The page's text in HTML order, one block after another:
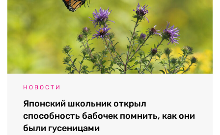
НОВОСТИ
Японский школьник открыл
способность бабочек помнить, как они
были гусеницами